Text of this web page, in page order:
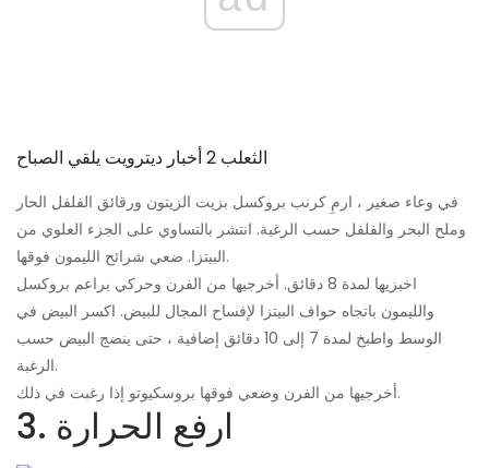
الثعلب 2 أخبار ديترويت يلقي الصباح
في وعاء صغير ، ارمِ كرنب بروكسل بزيت الزيتون ورقائق الفلفل الحار
وملح البحر والفلفل حسب الرغبة. انتشر بالتساوي على الجزء العلوي من
البيتزا. ضعي شرائح الليمون فوقها.
اخبزيها لمدة 8 دقائق. أخرجيها من الفرن وحركي براعم بروكسل
والليمون باتجاه حواف البيتزا لإفساح المجال للبيض. اكسر البيض في
الوسط واطبخ لمدة 7 إلى 10 دقائق إضافية ، حتى ينضج البيض حسب
الرغبة.
أخرجيها من الفرن وضعي فوقها بروسكيوتو إذا رغبت في ذلك.
3. ارفع الحرارة